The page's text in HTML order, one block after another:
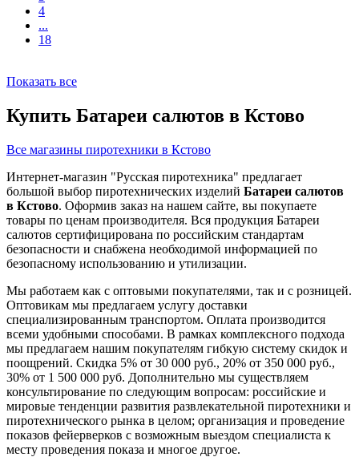
4
...
18
Показать все
Купить Батареи салютов в Кстово
Все магазины пиротехники в Кстово
Интернет-магазин "Русская пиротехника" предлагает
большой выбор пиротехнических изделий Батареи салютов
в Кстово. Оформив заказ на нашем сайте, вы покупаете
товары по ценам производителя. Вся продукция Батареи
салютов сертифицирована по российским стандартам
безопасности и снабжена необходимой информацией по
безопасному использованию и утилизации.
Мы работаем как с оптовыми покупателями, так и с розницей.
Оптовикам мы предлагаем услугу доставки
специализированным транспортом. Оплата производится
всеми удобными способами. В рамках комплексного подхода
мы предлагаем нашим покупателям гибкую систему скидок и
поощрений. Скидка 5% от 30 000 руб., 20% от 350 000 руб.,
30% от 1 500 000 руб. Дополнительно мы существляем
консультирование по следующим вопросам: российские и
мировые тенденции развития развлекательной пиротехники и
пиротехнического рынка в целом; организация и проведение
показов фейерверков с возможным выездом специалиста к
месту проведения показа и многое другое.